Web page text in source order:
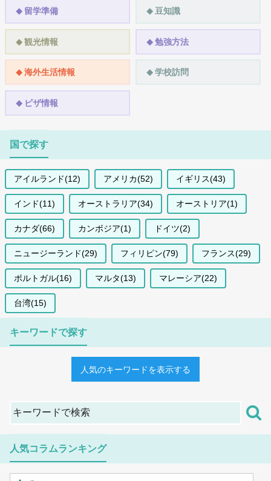
留学準備 豆知識
観光情報 勉強方法
海外生活情報 学校訪問
ビザ情報
国で探す
アイルランド(12) アメリカ(52) イギリス(43)
インド(11) オーストラリア(34) オーストリア(1)
カナダ(66) カンボジア(1) ドイツ(2)
ニュージーランド(29) フィリピン(79) フランス(29)
ポルトガル(16) マルタ(13) マレーシア(22)
台湾(15)
キーワードで探す
人気のキーワードを表示する
人気コラムランキング